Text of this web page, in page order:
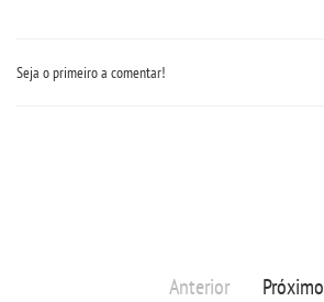
Seja o primeiro a comentar!
Anterior Próximo